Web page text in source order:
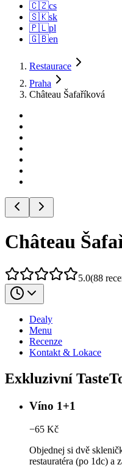
🇨🇿cs
🇸🇰sk
🇵🇱pl
🇬🇧en
Restaurace
Praha
Château Šafaříková
Château
5.0(88
Dealy
Menu
Recenze
Kontakt & Lokace
Exkluzivní
Víno 1+1
−65 Kč
Objednej si dvě
restauratéra (po 1dc) a